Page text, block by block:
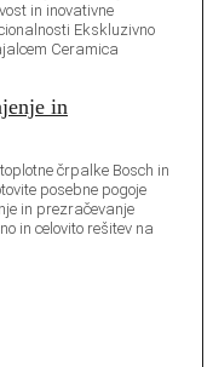
in inovativne
Ekskluzivno
Ceramica
in
črpalke Bosch in
posebne pogoje
in prezračevanje
in celovito rešitev na